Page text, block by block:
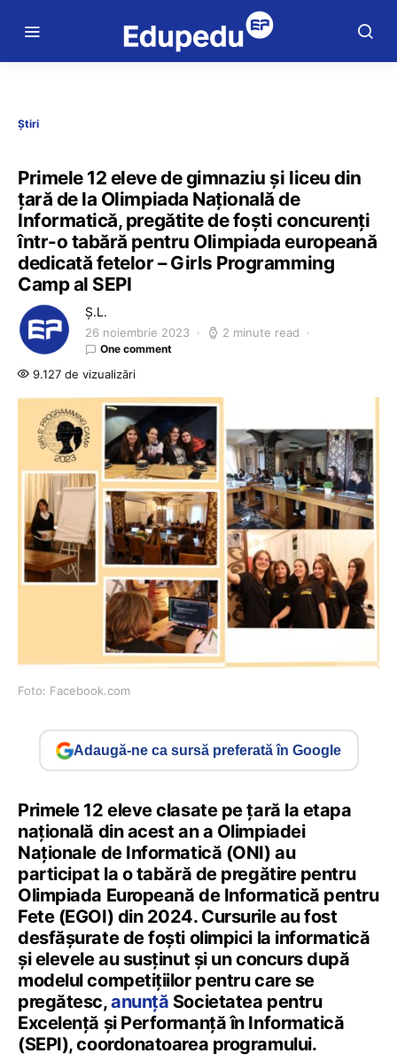
Știri
Primele 12 eleve de gimnaziu și liceu din
țară de la Olimpiada Națională de
Informatică, pregătite de foști concurenți
într-o tabără pentru Olimpiada europeană
dedicată fetelor – Girls Programming
Camp al SEPI
Ș.L.
26 noiembrie 2023 2 minute read
One comment
9.127 de vizualizări
Foto: Facebook.com
Adaugă-ne ca sursă preferată în Google
Primele 12 eleve clasate pe țară la etapa
națională din acest an a Olimpiadei
Naționale de Informatică (ONI) au
participat la o tabără de pregătire pentru
Olimpiada Europeană de Informatică pentru
Fete (EGOI) din 2024. Cursurile au fost
desfășurate de foști olimpici la informatică
și elevele au susținut și un concurs după
modelul competițiilor pentru care se
pregătesc,anunță Societatea pentru
Excelență și Performanță în Informatică
(SEPI), coordonatoarea programului.